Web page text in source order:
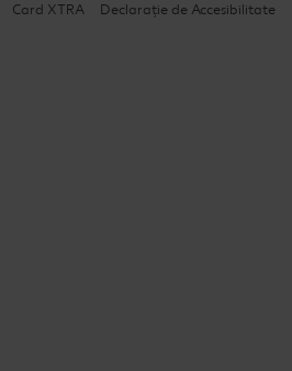
Card XTRA
Declarație de Accesibilitate